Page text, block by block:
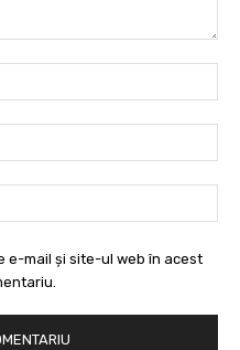
e-mail și site-ul web în acest